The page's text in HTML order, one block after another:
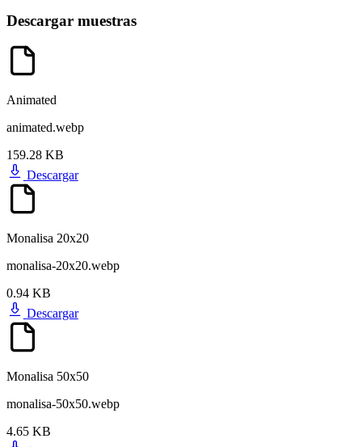
Descargar muestras
Animated
animated.webp
159.28 KB
Descargar
Monalisa 20x20
monalisa-20x20.webp
0.94 KB
Descargar
Monalisa 50x50
monalisa-50x50.webp
4.65 KB